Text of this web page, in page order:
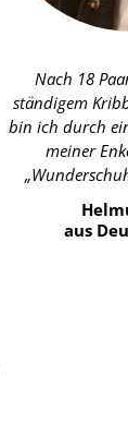
Nach 18
ständigem
bin ich durch
meiner
aus